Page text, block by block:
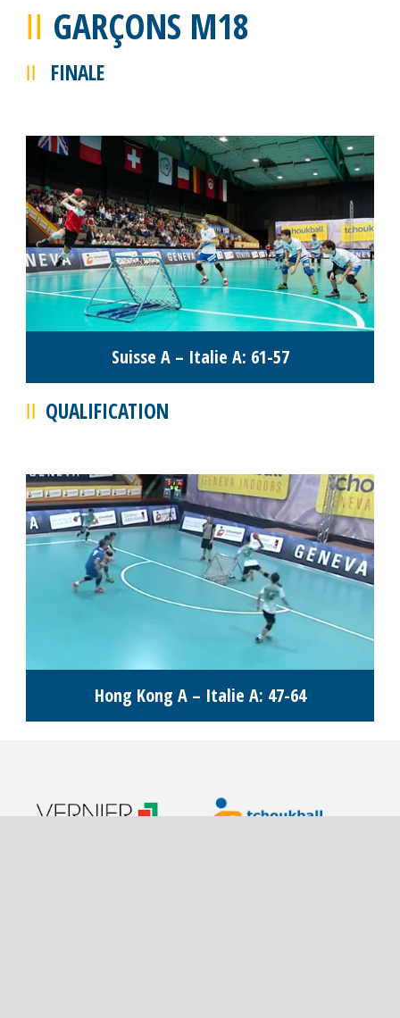
GARÇONS M18
FINALE
Suisse A – Italie A: 61-57
QUALIFICATION
Hong Kong A – Italie A: 47-64